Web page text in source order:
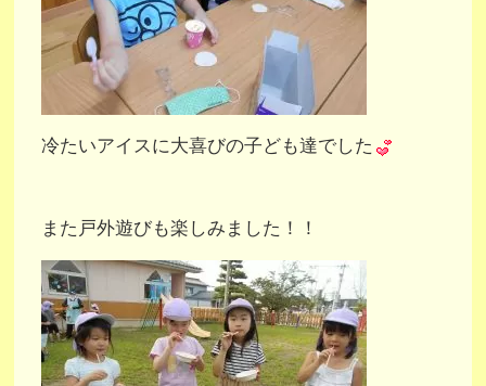
冷たいアイスに大喜びの子ども達でした
また戸外遊びも楽しみました！！